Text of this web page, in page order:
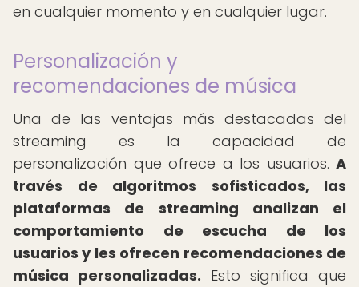
en cualquier momento y en cualquier lugar.
Personalización y
recomendaciones de música
Una de las ventajas más destacadas del
streaming es la capacidad de
personalización que ofrece a los usuarios. A
través de algoritmos sofisticados, las
plataformas de streaming analizan el
comportamiento de escucha de los
usuarios y les ofrecen recomendaciones de
música personalizadas. Esto significa que